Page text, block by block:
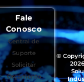
Fale
Conosco
Central de
Suporte
Solicitar
Orçamento
©